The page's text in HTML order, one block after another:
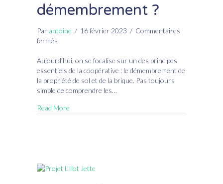
démembrement ?
Par antoine / 16 février 2023 / Commentaires
fermés
si
on
parlait
du
?
Aujourd’hui, on se focalise sur un des principes
essentiels de la coopérative : le démembrement de
la propriété de sol et de la brique. Pas toujours
simple de comprendre les…
Read More